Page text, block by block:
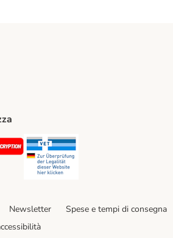
Security
Newsletter Spese e tempi di consegna